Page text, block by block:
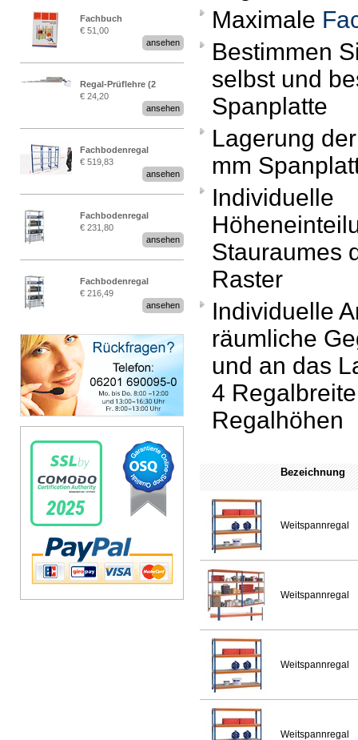
Fachbuch
„Regalprüfung nach DIN
€ 51,00
ansehen
Regal-Prüflehre (2
Stück)
€ 24,20
ansehen
Fachbodenregal
Stecksystem MultiPlus
2,25 Meter breit
€ 519,83
ansehen
Fachbodenregal
Stecksystem MultiPlus
€ 231,80
ansehen
Fachbodenregal
Stecksystem MultiPlus
€ 216,49
ansehen
Maximale
Bestimmen
selbst und
Spanplatte
Lagerung
mm
Individuelle
Stauraumes
Raster
Individuelle
räumliche
und an das
4
Regalhöhen
Bezeichnung
Weitspannregal
Weitspannregal
Weitspannregal
Weitspannregal